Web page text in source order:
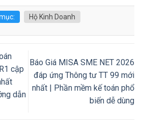
Hộ Kinh Doanh
cập
dẫn
Báo Giá MISA SME NET 2026
đáp ứng Thông tư TT 99 mới
nhất | Phần mềm kế toán phổ
biến dễ dùng